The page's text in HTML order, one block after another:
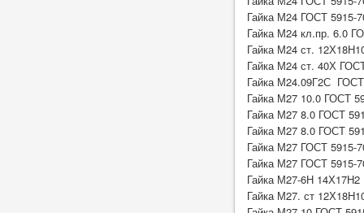
Гайка М24 ГОСТ 5915-
Гайка М24 кл.пр. 6.0
Гайка М24 ст.
Гайка М24 ст. 40Х
Гайка М24.09Г2С
Гайка М27 10.0 ГОСТ
Гайка М27 8.0 ГОСТ
Гайка М27 8.0 ГОСТ
Гайка М27 ГОСТ 5915-
Гайка М27 ГОСТ 5915-
Гайка М27-6Н
Гайка М27. ст